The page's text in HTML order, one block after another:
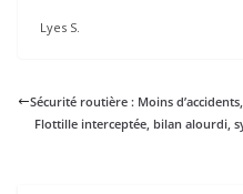
Lyes S.
Sécurité routière : Moins
Flottille interceptée, bilan alourdi,